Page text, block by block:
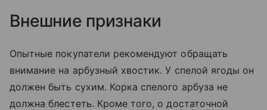
Внешние признаки
Опытные покупатели рекомендуют обращать
внимание на арбузный хвостик. У спелой ягоды он
должен быть сухим. Корка спелого арбуза не
должна блестеть. Кроме того, о достаточной